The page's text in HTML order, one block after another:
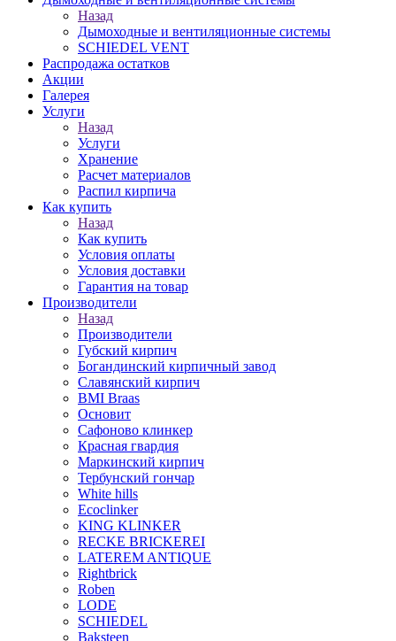
Назад
Дымоходные и вентиляционные системы
SCHIEDEL VENT
Распродажа остатков
Акции
Галерея
Услуги
Назад
Услуги
Хранение
Расчет материалов
Распил кирпича
Как купить
Назад
Как купить
Условия оплаты
Условия доставки
Гарантия на товар
Производители
Назад
Производители
Губский кирпич
Богандинский кирпичный завод
Славянский кирпич
BMI Braas
Основит
Сафоново клинкер
Красная гвардия
Маркинский кирпич
Тербунский гончар
White hills
Ecoclinker
KING KLINKER
RECKE BRICKEREI
LATEREM ANTIQUE
Rightbrick
Roben
LODE
SCHIEDEL
Baksteen